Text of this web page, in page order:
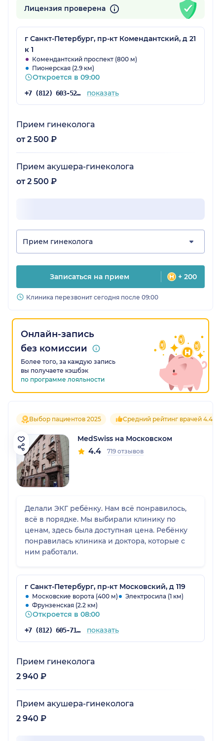
Лицензия проверена
г Санкт-Петербург, пр-кт Комендантский, д 21
к 1
Комендантский проспект (800 м)
Пионерская (2.9 км)
Откроется в 09:00
+7 (812) 603-52-77 показать
Прием гинеколога
от 2 500 ₽
Прием акушера-гинеколога
от 2 500 ₽
Прием гинеколога
Записаться на прием + 200
Клиника перезвонит сегодня после 09:00
Онлайн-запись
без комиссии
Более того, за каждую запись
вы получаете кэшбэк
по программе лояльности
Выбор пациентов 2025 Средний рейтинг врачей 4.4
MedSwiss на Московском
4.4 719 отзывов
Делали ЭКГ ребёнку. Нам всё понравилось,
всё в порядке. Мы выбирали клинику по
ценам, здесь была доступная цена. Ребёнку
понравилась клиника и доктора, которые с
ним работали.
г Санкт-Петербург, пр-кт Московский, д 119
Московские ворота (400 м)
Электросила (1 км)
Фрунзенская (2.2 км)
Откроется в 08:00
+7 (812) 605-71-19 показать
Прием гинеколога
2 940 ₽
Прием акушера-гинеколога
2 940 ₽